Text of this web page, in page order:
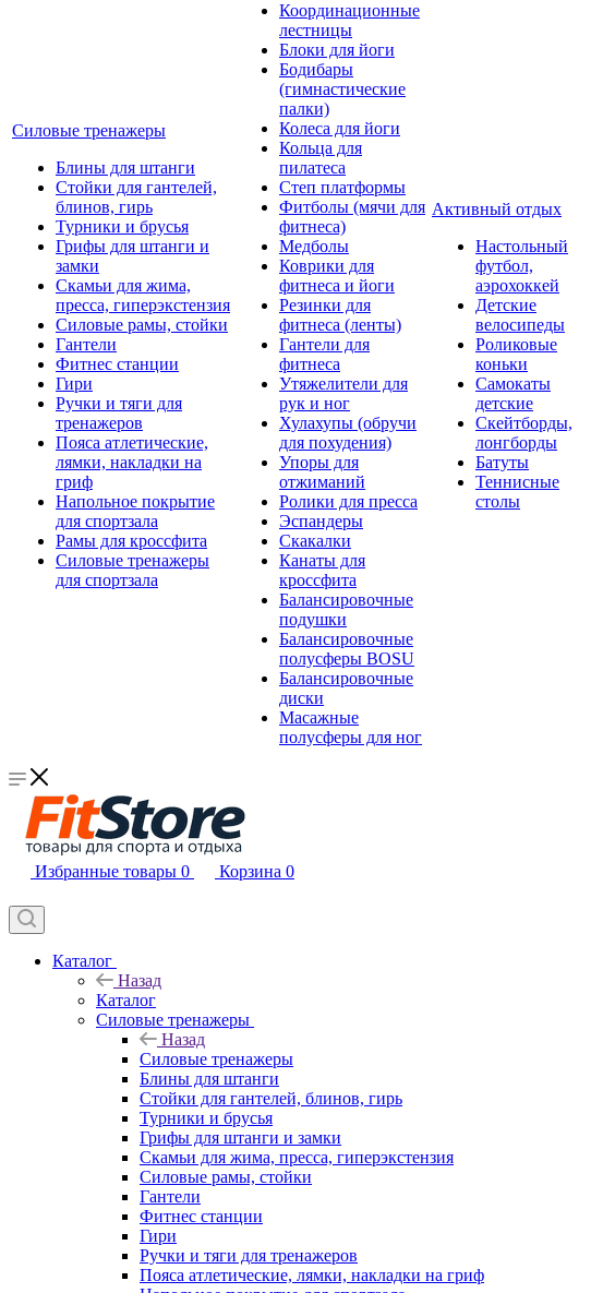
Силовые тренажеры
Блины для штанги
Стойки для гантелей,
блинов, гирь
Турники и брусья
Грифы для штанги и
замки
Скамьи для жима,
пресса, гиперэкстензия
Силовые рамы, стойки
Гантели
Фитнес станции
Гири
Ручки и тяги для
тренажеров
Пояса атлетические,
лямки, накладки на
гриф
Напольное покрытие
для спортзала
Рамы для кроссфита
Силовые тренажеры
для спортзала
Координационные
лестницы
Блоки для йоги
Бодибары
(гимнастические
палки)
Колеса для йоги
Кольца для
пилатеса
Степ платформы
Фитболы (мячи для
фитнеса)
Медболы
Коврики для
фитнеса и йоги
Резинки для
фитнеса (ленты)
Гантели для
фитнеса
Утяжелители для
рук и ног
Хулахупы (обручи
для похудения)
Упоры для
отжиманий
Ролики для пресса
Эспандеры
Скакалки
Канаты для
кроссфита
Балансировочные
подушки
Балансировочные
полусферы BOSU
Балансировочные
диски
Масажные
полусферы для ног
Активный отдых
Настольный
футбол,
аэрохоккей
Детские
велосипеды
Роликовые
коньки
Самокаты
детские
Скейтборды,
лонгборды
Батуты
Теннисные
столы
Избранные товары 0 Корзина 0
Каталог
Назад
Каталог
Силовые тренажеры
Назад
Силовые тренажеры
Блины для штанги
Стойки для гантелей, блинов, гирь
Турники и брусья
Грифы для штанги и замки
Скамьи для жима, пресса, гиперэкстензия
Силовые рамы, стойки
Гантели
Фитнес станции
Гири
Ручки и тяги для тренажеров
Пояса атлетические, лямки, накладки на гриф